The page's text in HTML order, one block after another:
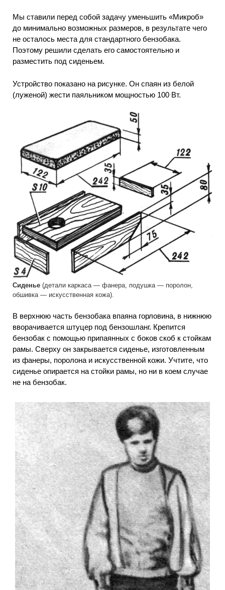
Мы ставили перед собой задачу уменьшить «Микроб»
до минимально возможных размеров, в результате чего
не осталось места для стандартного бензобака.
Поэтому решили сделать его самостоятельно и
разместить под сиденьем.
Устройство показано на рисунке. Он спаян из белой
(луженой) жести паяльником мощностью 100 Вт.
Сиденье (детали каркаса — фанера, подушка — поролон,
обшивка — искусственная кожа).
В верхнюю часть бензобака впаяна горловина, в нижнюю
вворачивается штуцер под бензошланг. Крепится
бензобак с помощью припаянных с боков скоб к стойкам
рамы. Сверху он закрывается сиденье, изготовленным
из фанеры, поролона и искусственной кожи. Учтите, что
сиденье опирается на стойки рамы, но ни в коем случае
не на бензобак.